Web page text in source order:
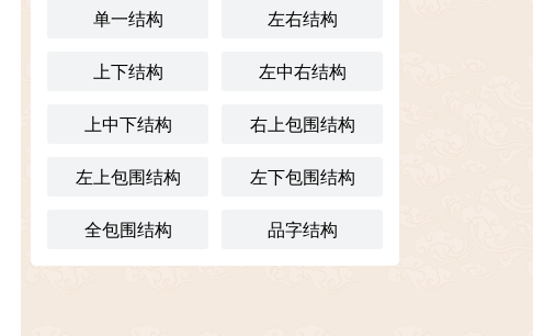
单一结构 左右结构
上下结构 左中右结构
上中下结构 右上包围结构
左上包围结构 左下包围结构
全包围结构 品字结构